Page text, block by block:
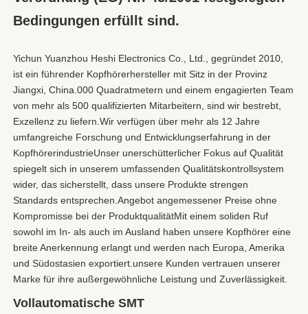
Bedingungen erfüllt sind.
Yichun Yuanzhou Heshi Electronics Co., Ltd., gegründet 2010,
ist ein führender Kopfhörerhersteller mit Sitz in der Provinz
Jiangxi, China.000 Quadratmetern und einem engagierten Team
von mehr als 500 qualifizierten Mitarbeitern, sind wir bestrebt,
Exzellenz zu liefern.Wir verfügen über mehr als 12 Jahre
umfangreiche Forschung und Entwicklungserfahrung in der
KopfhörerindustrieUnser unerschütterlicher Fokus auf Qualität
spiegelt sich in unserem umfassenden Qualitätskontrollsystem
wider, das sicherstellt, dass unsere Produkte strengen
Standards entsprechen.Angebot angemessener Preise ohne
Kompromisse bei der ProduktqualitätMit einem soliden Ruf
sowohl im In- als auch im Ausland haben unsere Kopfhörer eine
breite Anerkennung erlangt und werden nach Europa, Amerika
und Südostasien exportiert.unsere Kunden vertrauen unserer
Marke für ihre außergewöhnliche Leistung und Zuverlässigkeit.
Vollautomatische SMT